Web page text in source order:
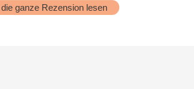
Das
Kind
die ganze Rezension lesen